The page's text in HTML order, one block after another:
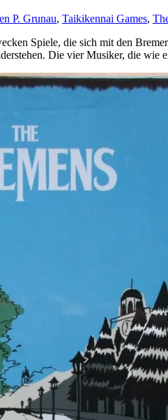
P. Grunau, Taikikennai Games,
Spiele, die sich mit den
Die vier Musiker, die wie